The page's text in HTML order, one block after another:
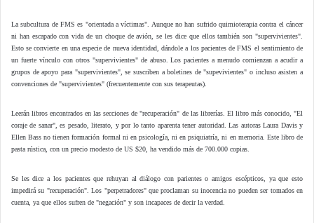
La subcultura de FMS es "orientada a víctimas". Aunque no han sufrido quimioterapia contra el cáncer
ni han escapado con vida de un choque de avión, se les dice que ellos también son "supervivientes".
Esto se convierte en una especie de nueva identidad, dándole a los pacientes de FMS el sentimiento de
un fuerte vínculo con otros "supervivientes" de abuso. Los pacientes a menudo comienzan a acudir a
grupos de apoyo para "supervivientes", se suscriben a boletines de "supevivientes" o incluso asisten a
convenciones de "supervivientes" (frecuentemente con sus terapeutas).
Leerán libros encontrados en las secciones de "recuperación" de las librerías. El libro más conocido, "El
coraje de sanar", es pesado, literato, y por lo tanto aparenta tener autoridad. Las autoras Laura Davis y
Ellen Bass no tienen formación formal ni en psicología, ni en psiquiatría, ni en memoria. Este libro de
pasta rústica, con un precio modesto de US $20, ha vendido más de 700.000 copias.
Se les dice a los pacientes que rehuyan al diálogo con parientes o amigos escépticos, ya que esto
impedirá su "recuperación". Los "perpetradores" que proclaman su inocencia no pueden ser tomados en
cuenta, ya que ellos sufren de "negación" y son incapaces de decir la verdad.